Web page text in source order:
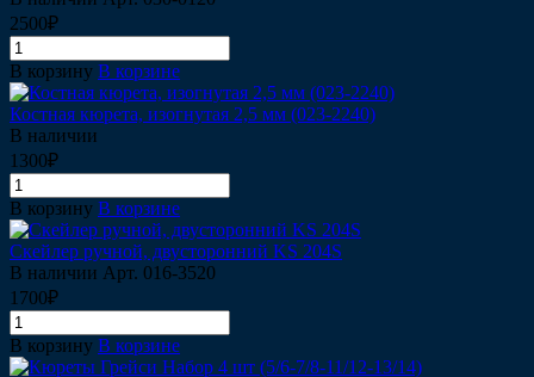
2500₽
В корзину В корзине
Костная кюрета, изогнутая 2,5 мм (023-2240)
В наличии
1300₽
В корзину В корзине
Скейлер ручной, двусторонний KS 204S
В наличии Арт. 016-3520
1700₽
В корзину В корзине